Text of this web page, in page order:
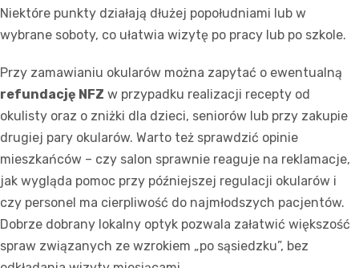
Niektóre punkty działają dłużej popołudniami lub w
wybrane soboty, co ułatwia wizytę po pracy lub po szkole.
Przy zamawianiu okularów można zapytać o ewentualną
refundację NFZ w przypadku realizacji recepty od
okulisty oraz o zniżki dla dzieci, seniorów lub przy zakupie
drugiej pary okularów. Warto też sprawdzić opinie
mieszkańców – czy salon sprawnie reaguje na reklamacje,
jak wygląda pomoc przy późniejszej regulacji okularów i
czy personel ma cierpliwość do najmłodszych pacjentów.
Dobrze dobrany lokalny optyk pozwala załatwić większość
spraw związanych ze wzrokiem „po sąsiedzku”, bez